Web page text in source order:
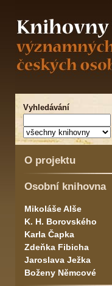
Vyhledávání
O projektu
Osobní knihovna
Mikoláše Alše
K. H. Borovského
Karla Čapka
Zdeňka Fibicha
Jaroslava Ježka
Boženy Němcové